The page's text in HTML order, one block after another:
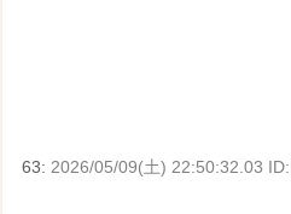
63: 2026/05/09(土) 22:50:32.03